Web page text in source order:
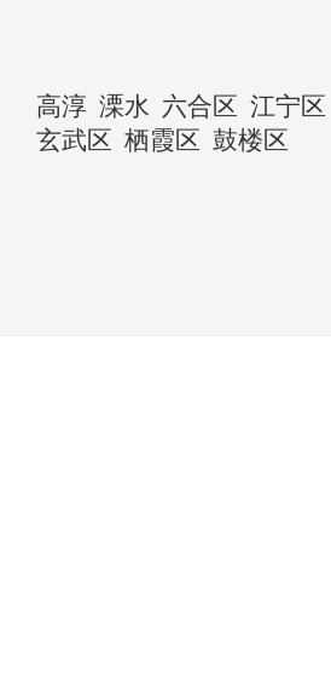
高淳 溧水 六合区 江宁区
玄武区 栖霞区 鼓楼区